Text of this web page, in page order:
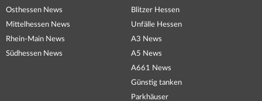
Osthessen News
Mittelhessen News
Rhein-Main News
Südhessen News
Blitzer Hessen
Unfälle Hessen
A3 News
A5 News
A661 News
Günstig tanken
Parkhäuser